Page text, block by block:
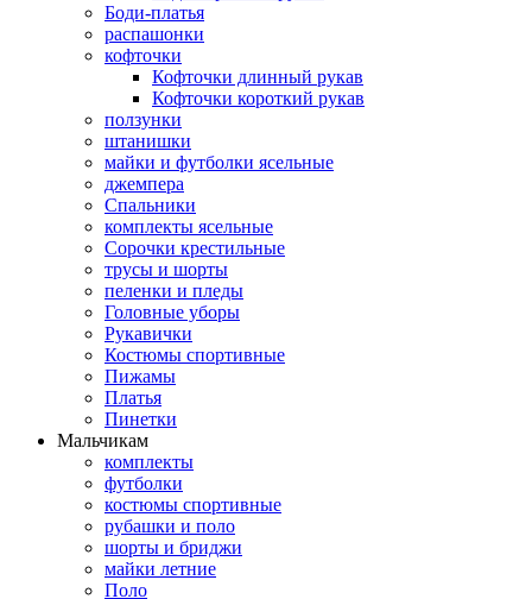
Боди-платья
распашонки
кофточки
Кофточки длинный рукав
Кофточки короткий рукав
ползунки
штанишки
майки и футболки ясельные
джемпера
Спальники
комплекты ясельные
Сорочки крестильные
трусы и шорты
пеленки и пледы
Головные уборы
Рукавички
Костюмы спортивные
Пижамы
Платья
Пинетки
Мальчикам
комплекты
футболки
костюмы спортивные
рубашки и поло
шорты и бриджи
майки летние
Поло